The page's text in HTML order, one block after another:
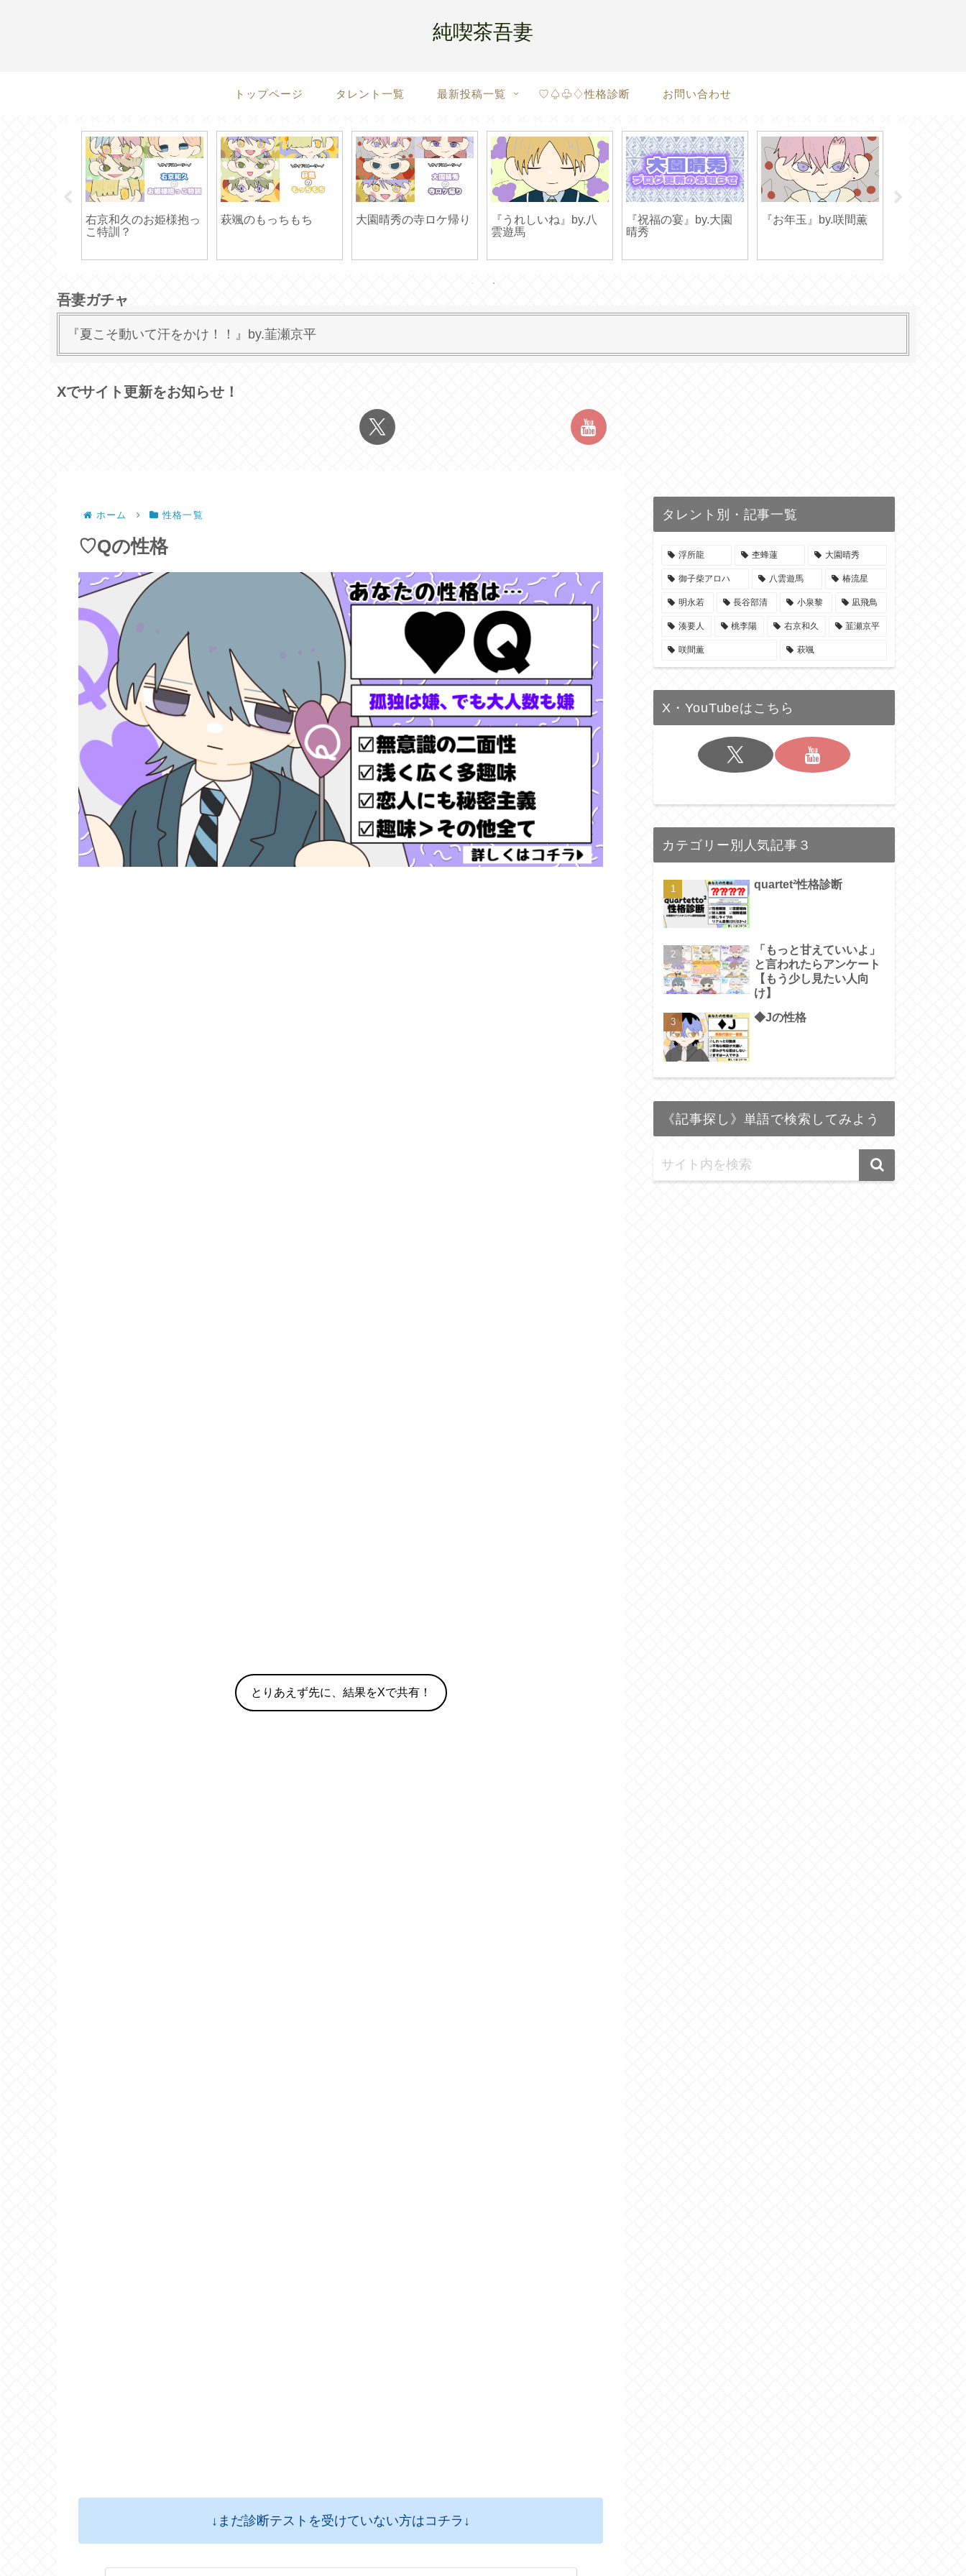
純喫茶吾妻
トップページ タレント一覧 最新投稿一覧 ♡♤♧♢性格診断 お問い合わせ
右京和久のお姫様抱っ
こ特訓？
萩颯のもっちもち 大園晴秀の寺ロケ帰り
『うれしいね』by.八
雲遊馬
『祝福の宴』by.大園
晴秀
『お年玉』by.咲間薫
吾妻ガチャ
『夏こそ動いて汗をかけ！！』by.韮瀬京平
Xでサイト更新をお知らせ！
ホーム 性格一覧
♡Qの性格
とりあえず先に、結果をXで共有！
↓まだ診断テストを受けていない方はコチラ↓
タレント別・記事一覧
浮所龍 杢蜂蓮 大園晴秀
御子柴アロハ 八雲遊馬 椿流星
明永若 長谷部清 小泉黎 凪飛鳥
湊要人 桃李陽 右京和久 韮瀬京平
咲間薫 萩颯
X・YouTubeはこちら
カテゴリー別人気記事３
quartet²性格診断
「もっと甘えていいよ」
と言われたらアンケート
【もう少し見たい人向
け】
◆Jの性格
《記事探し》単語で検索してみよう